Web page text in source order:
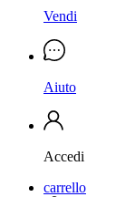
Vendi
Aiuto
Accedi
carrello